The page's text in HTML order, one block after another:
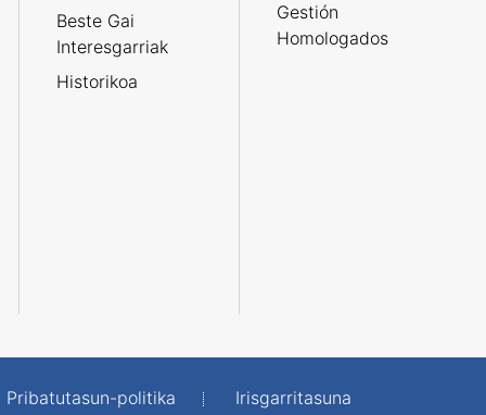
Beste Gai
Interesgarriak
Historikoa
Gestión
Homologados
Pribatutasun-politika Irisgarritasuna